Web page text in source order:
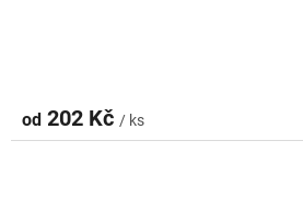
je
5,0
od 202 Kč / ks